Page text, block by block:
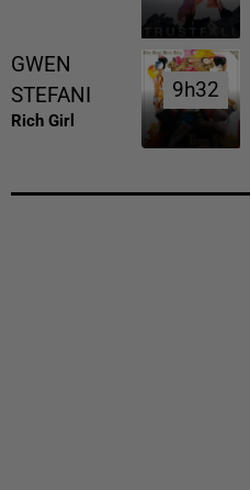
GWEN
STEFANI
Rich Girl
9h32
9h32